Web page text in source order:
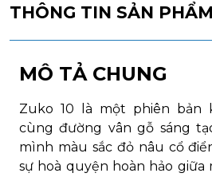
THÔNG TIN SẢN PHẨM
MÔ TẢ CHUNG
Zuko 10 là một phiên bản
cùng đường vân gỗ sáng
mình màu sắc đỏ nâu cổ
sự hoà quyện hoàn hảo